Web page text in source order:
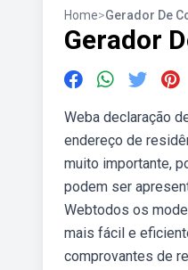
Home>Gerador De
Gerador
Weba declaração
endereço de
muito importante,
podem ser
Webtodos os
mais fácil e
comprovantes de